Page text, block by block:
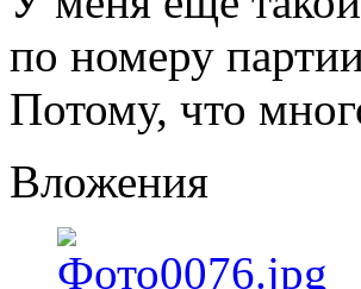
по номеру
Потому, что
Вложения